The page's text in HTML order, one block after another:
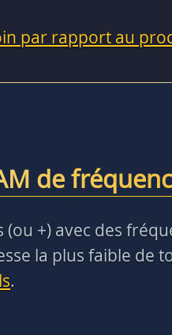
par rapport au
de
+) avec des
la plus faible de
.